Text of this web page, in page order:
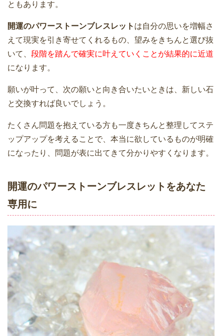
ともあります。
開運のパワーストーンブレスレット は自分の思いを増幅さ
えて現実を引き寄せてくれるもの、望みをきちんと選び抜
いて、 段階を踏んで確実に叶えていくことが結果的に近道
になります。
願いが叶って、次の願いと向き合いたいときは、新しい石
と交換すれば良いでしょう。
たくさん問題を抱えている方も一度きちんと整理してステ
ップアップを考えることで、本当に欲しているものが明確
になったり、問題が表に出てきて分かりやすくなります。
開運のパワーストーンブレスレットをあなた
専用に